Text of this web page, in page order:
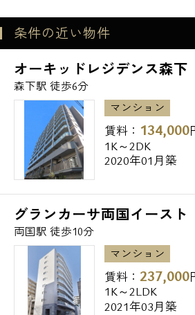
条件の近い物件
オーキッドレジデンス森下
森下駅 徒歩6分
マンション
賃料： 134,000
1K～2DK
2020年01月築
グランカーサ両国イースト
両国駅 徒歩10分
マンション
賃料： 237,000
1K～2LDK
2021年03月築
メールでお問い合わせ